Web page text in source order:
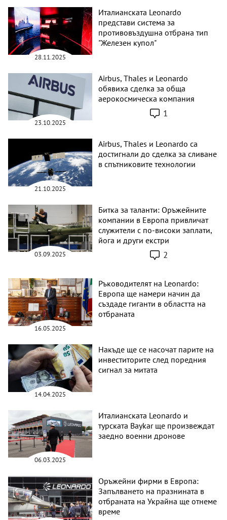
28.11.2025
Италианската Leonardo
представи система за
противовъздушна отбрана тип
"Железен купол"
23.10.2025
Airbus, Thales и Leonardo
обявиха сделка за обща
аерокосмическа компания
1
21.10.2025
Airbus, Thales и Leonardo са
достигнали до сделка за сливане
в спътниковите технологии
03.09.2025
Битка за таланти: Оръжейните
компании в Европа привличат
служители с по-високи заплати,
йога и други екстри
2
16.05.2025
Ръководителят на Leonardo:
Европа ще намери начин да
създаде гиганти в областта на
отбраната
14.04.2025
Накъде ще се насочат парите на
инвеститорите след поредния
сигнал за митата
06.03.2025
Италианската Leonardo и
турската Baykar ще произвеждат
заедно военни дронове
Оръжейни фирми в Европа:
Запълването на празнината в
отбраната на Украйна ще отнеме
време